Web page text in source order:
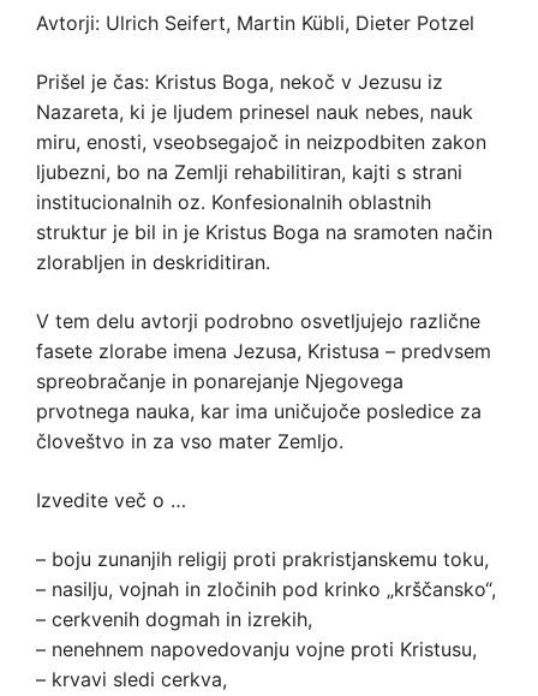
Avtorji: Ulrich Seifert, Martin Kübli, Dieter Potzel
Prišel je čas: Kristus Boga, nekoč v Jezusu iz
Nazareta, ki je ljudem prinesel nauk nebes, nauk
miru, enosti, vseobsegajoč in neizpodbiten zakon
ljubezni, bo na Zemlji rehabilitiran, kajti s strani
institucionalnih oz. Konfesionalnih oblastnih
struktur je bil in je Kristus Boga na sramoten način
zlorabljen in deskriditiran.
V tem delu avtorji podrobno osvetljujejo različne
fasete zlorabe imena Jezusa, Kristusa – predvsem
spreobračanje in ponarejanje Njegovega
prvotnega nauka, kar ima uničujoče posledice za
človeštvo in za vso mater Zemljo.
Izvedite več o …
– boju zunanjih religij proti prakristjanskemu toku,
– nasilju, vojnah in zločinih pod krinko „krščansko“,
– cerkvenih dogmah in izrekih,
– nenehnem napovedovanju vojne proti Kristusu,
– krvavi sledi cerkva,